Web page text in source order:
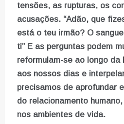
tensões, as rupturas, os
acusações. “Adão, que
está o teu irmão? O
ti” E as perguntas podem
reformulam-se ao longo da
aos nossos dias e
precisamos de aprofundar
do relacionamento
nos ambientes de vida.